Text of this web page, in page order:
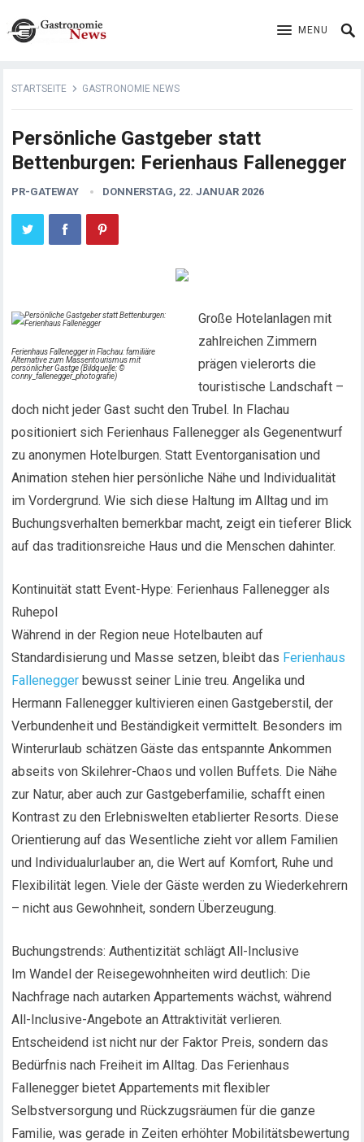
MENU
STARTSEITE GASTRONOMIE NEWS
Persönliche Gastgeber statt
Bettenburgen: Ferienhaus Fallenegger
PR-GATEWAY DONNERSTAG, 22. JANUAR 2026
Ferienhaus Fallenegger in Flachau: familiäre
Alternative zum Massentourismus mit
persönlicher Gastge (Bildquelle: ©
conny_fallenegger_photografie)
Große Hotelanlagen mit
zahlreichen Zimmern
prägen vielerorts die
touristische Landschaft –
doch nicht jeder Gast sucht den Trubel. In Flachau
positioniert sich Ferienhaus Fallenegger als Gegenentwurf
zu anonymen Hotelburgen. Statt Eventorganisation und
Animation stehen hier persönliche Nähe und Individualität
im Vordergrund. Wie sich diese Haltung im Alltag und im
Buchungsverhalten bemerkbar macht, zeigt ein tieferer Blick
auf das traditionsreiche Haus und die Menschen dahinter.
Kontinuität statt Event-Hype: Ferienhaus Fallenegger als
Ruhepol
Während in der Region neue Hotelbauten auf
Standardisierung und Masse setzen, bleibt das Ferienhaus
Fallenegger bewusst seiner Linie treu. Angelika und
Hermann Fallenegger kultivieren einen Gastgeberstil, der
Verbundenheit und Beständigkeit vermittelt. Besonders im
Winterurlaub schätzen Gäste das entspannte Ankommen
abseits von Skilehrer-Chaos und vollen Buffets. Die Nähe
zur Natur, aber auch zur Gastgeberfamilie, schafft einen
Kontrast zu den Erlebniswelten etablierter Resorts. Diese
Orientierung auf das Wesentliche zieht vor allem Familien
und Individualurlauber an, die Wert auf Komfort, Ruhe und
Flexibilität legen. Viele der Gäste werden zu Wiederkehrern
– nicht aus Gewohnheit, sondern Überzeugung.
Buchungstrends: Authentizität schlägt All-Inclusive
Im Wandel der Reisegewohnheiten wird deutlich: Die
Nachfrage nach autarken Appartements wächst, während
All-Inclusive-Angebote an Attraktivität verlieren.
Entscheidend ist nicht nur der Faktor Preis, sondern das
Bedürfnis nach Freiheit im Alltag. Das Ferienhaus
Fallenegger bietet Appartements mit flexibler
Selbstversorgung und Rückzugsräumen für die ganze
Familie, was gerade in Zeiten erhöhter Mobilitätsbewertung